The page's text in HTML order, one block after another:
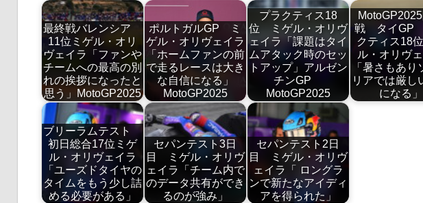
最終戦バレンシア
11位ミゲル・オリ
ヴェイラ「ファンや
チームへの最高の別
れの挨拶になったと
思う」MotoGP2025
ポルトガルGP ミ
ゲル・オリヴェイラ
「ホームファンの前
で走るレースは大き
な自信になる」
MotoGP2025
プラクティス18
位 ミゲル・オリヴ
ェイラ「課題はタイ
ムアタック時のセッ
トアップ」アルゼン
チンGP
MotoGP2025
戦 タイGP
クティス18
ル・オリヴ
「暑さもあり
リアでは厳し
になる」
ブリーラムテスト
初日総合17位ミゲ
ル・オリヴェイラ
「ユーズドタイヤの
タイムをもう少し詰
める必要がある」
セパンテスト3日
目 ミゲル・オリヴ
ェイラ「チーム内で
のデータ共有ができ
るのが強み」
セパンテスト2日
目 ミゲル・オリヴ
ェイラ「 ロングラ
ンで新たなアイディ
アを得られた」